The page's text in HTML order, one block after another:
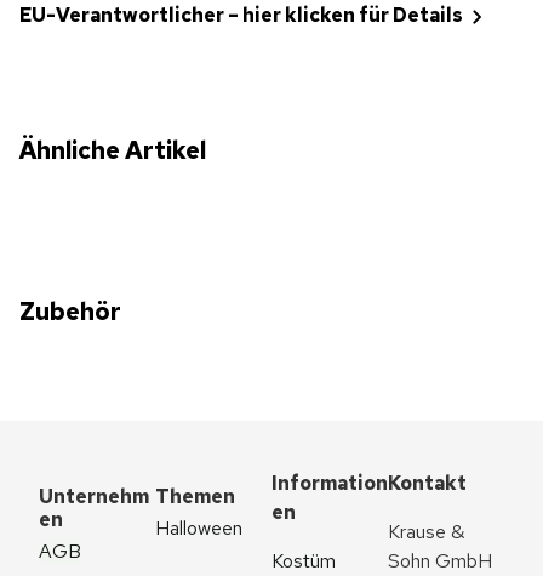
EU-Verantwortlicher – hier klicken für Details
Ähnliche Artikel
Zubehör
Unternehm
en
AGB
Themen
Halloween
Information
en
Kostüm
Kontakt
Krause &
Sohn GmbH